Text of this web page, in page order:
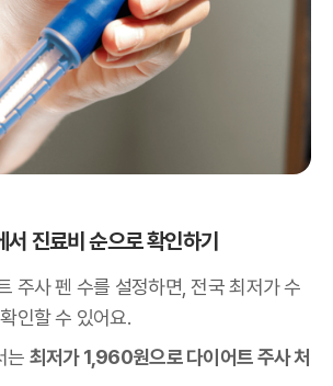
서 진료비 순으로 확인하기
주사 펜 수를 설정하면, 전국 최저가 수
인할 수 있어요.
는 최저가 1,960원으로 다이어트 주사 처